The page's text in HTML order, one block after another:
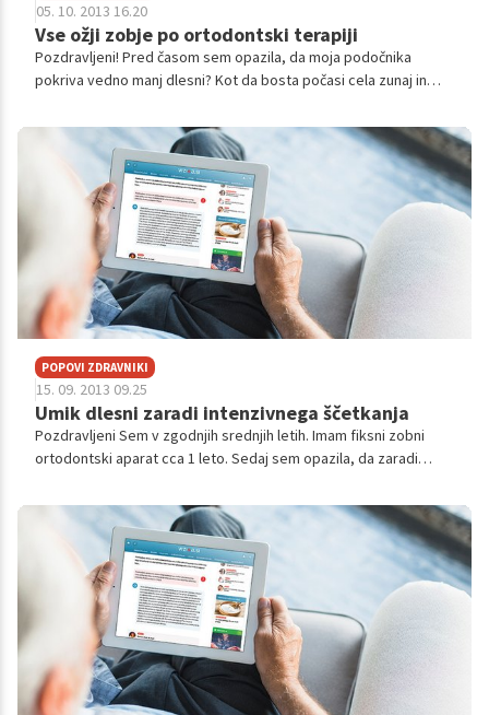
05. 10. 2013 16.20
Vse ožji zobje po ortodontski terapiji
Pozdravljeni! Pred časom sem opazila, da moja podočnika
pokriva vedno manj dlesni? Kot da bosta počasi cela zunaj in
ugotovila, da se mi...
POPOVI ZDRAVNIKI
15. 09. 2013 09.25
Umik dlesni zaradi intenzivnega ščetkanja
Pozdravljeni Sem v zgodnjih srednjih letih. Imam fiksni zobni
ortodontski aparat cca 1 leto. Sedaj sem opazila, da zaradi
"umaknile navzgor", oz...